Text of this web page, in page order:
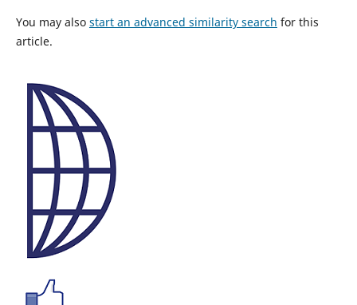
You may also start an advanced similarity search for this
article.